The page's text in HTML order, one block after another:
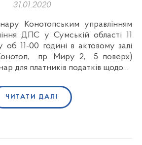
31.01.2020
ДПС у Сумській області 11
11-00 годині в актовому залі
пр. Миру 2, 5 поверх)
для платників податків щодо…
ЧИТАТИ ДАЛІ